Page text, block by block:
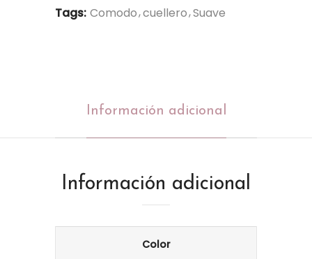
Tags: Comodo cuellero Suave
Información adicional
Información adicional
Color